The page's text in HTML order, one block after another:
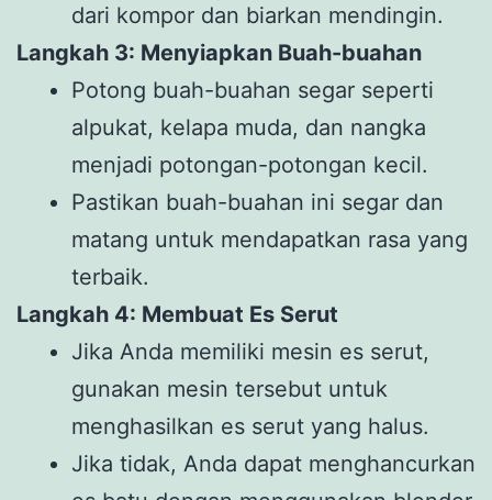
dari kompor dan biarkan mendingin.
Langkah 3: Menyiapkan Buah-buahan
Potong buah-buahan segar seperti
alpukat, kelapa muda, dan nangka
menjadi potongan-potongan kecil.
Pastikan buah-buahan ini segar dan
matang untuk mendapatkan rasa yang
terbaik.
Langkah 4: Membuat Es Serut
Jika Anda memiliki mesin es serut,
gunakan mesin tersebut untuk
menghasilkan es serut yang halus.
Jika tidak, Anda dapat menghancurkan